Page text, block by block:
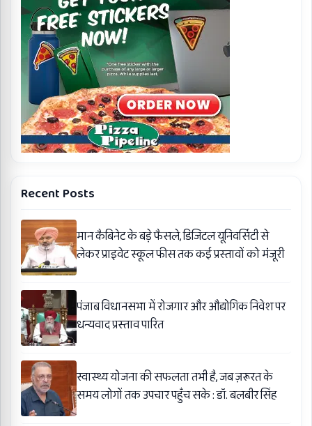
Recent Posts
मान कैबिनेट के बड़े फैसले, डिजिटल यूनिवर्सिटी से
लेकर प्राइवेट स्कूल फीस तक कई प्रस्तावों को मंजूरी
पंजाब विधानसभा में रोजगार और औद्योगिक निवेश पर
धन्यवाद प्रस्ताव पारित
स्वास्थ्य योजना की सफलता तभी है, जब ज़रूरत के
समय लोगों तक उपचार पहुँच सके : डॉ. बलबीर सिंह